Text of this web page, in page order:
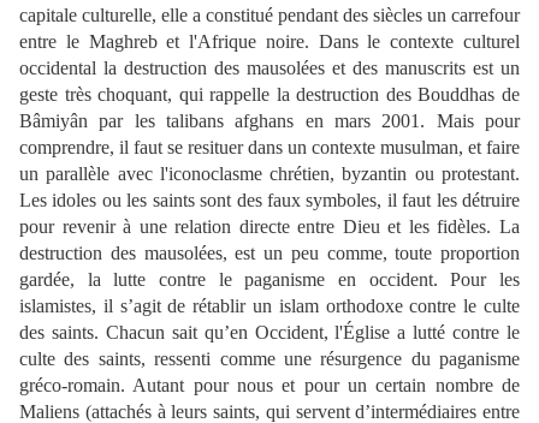
capitale culturelle, elle a constitué pendant des siècles un carrefour
entre le Maghreb et l'Afrique noire. Dans le contexte culturel
occidental la destruction des mausolées et des manuscrits est un
geste très choquant, qui rappelle la destruction des Bouddhas de
Bâmiyân par les talibans afghans en mars 2001. Mais pour
comprendre, il faut se resituer dans un contexte musulman, et faire
un parallèle avec l'iconoclasme chrétien, byzantin ou protestant.
Les idoles ou les saints sont des faux symboles, il faut les détruire
pour revenir à une relation directe entre Dieu et les fidèles. La
destruction des mausolées, est un peu comme, toute proportion
gardée, la lutte contre le paganisme en occident. Pour les
islamistes, il s’agit de rétablir un islam orthodoxe contre le culte
des saints. Chacun sait qu’en Occident, l'Église a lutté contre le
culte des saints, ressenti comme une résurgence du paganisme
gréco-romain. Autant pour nous et pour un certain nombre de
Maliens (attachés à leurs saints, qui servent d’intermédiaires entre